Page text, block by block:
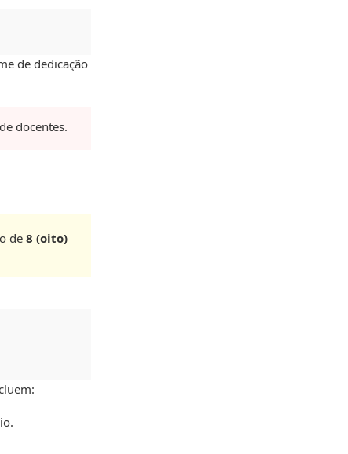
de dedicação
docentes.
de 8 (oito)